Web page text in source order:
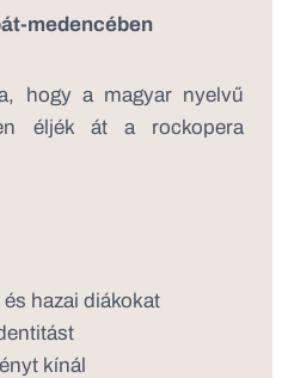
medencében
hogy a magyar nyelvű
éljék át a rockopera
hazai diákokat
kínál